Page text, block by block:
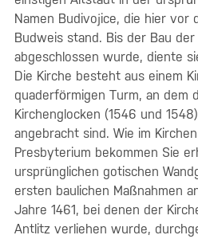
Namen Budivojice, die hier vor
Budweis stand. Bis der Bau
abgeschlossen wurde, diente
Die Kirche besteht aus einem
quaderförmigen Turm, an dem
Kirchenglocken (1546 und
angebracht sind. Wie im
Presbyterium bekommen Sie
ursprünglichen gotischen
ersten baulichen Maßnahmen
Jahre 1461, bei denen der
Antlitz verliehen wurde,